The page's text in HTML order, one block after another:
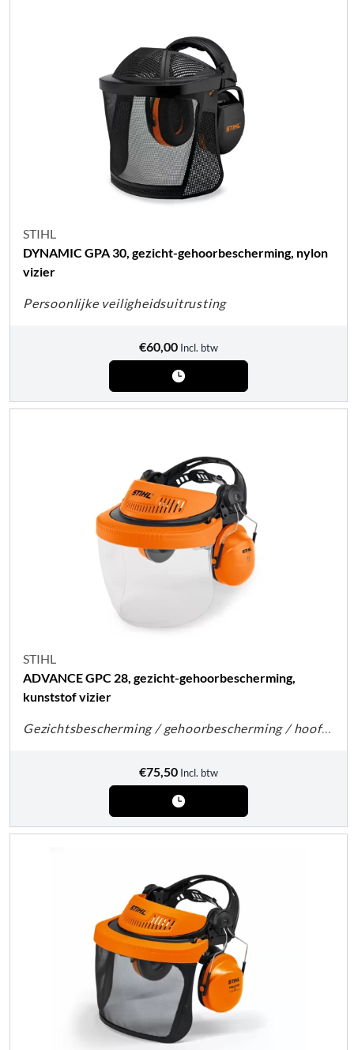
STIHL
DYNAMIC GPA 30, gezicht-gehoorbescherming, nylon
vizier
Persoonlijke veiligheidsuitrusting
€60,00 Incl. btw
STIHL
ADVANCE GPC 28, gezicht-gehoorbescherming,
kunststof vizier
Gezichtsbescherming / gehoorbescherming / hoofdbescherming
€75,50 Incl. btw